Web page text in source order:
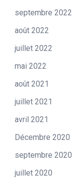
septembre 2022
août 2022
juillet 2022
mai 2022
août 2021
juillet 2021
avril 2021
Décembre 2020
septembre 2020
juillet 2020